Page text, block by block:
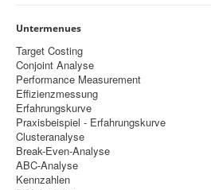
Datenschutz
Impressum
Home
Prognosen
Beratung
Untermenues
Target Costing
Conjoint Analyse
Performance Measurement
Effizienzmessung
Erfahrungskurve
Praxisbeispiel - Erfahrungskurve
Clusteranalyse
Break-Even-Analyse
ABC-Analyse
Kennzahlen